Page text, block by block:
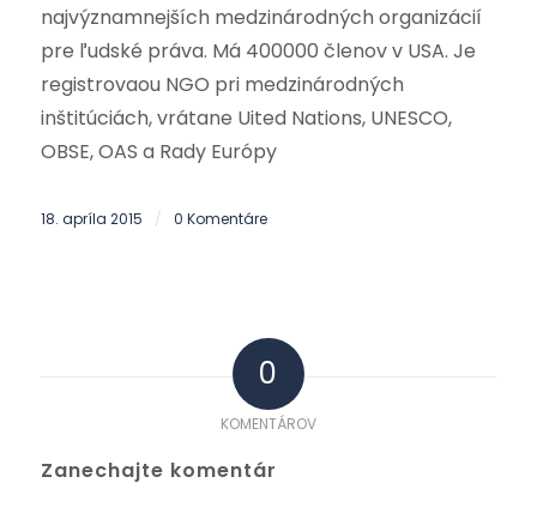
najvýznamnejších medzinárodných organizácií
pre ľudské práva. Má 400000 členov v USA. Je
registrovaou NGO pri medzinárodných
inštitúciách, vrátane Uited Nations, UNESCO,
OBSE, OAS a Rady Európy
18. apríla 2015 / 0 Komentáre
0
KOMENTÁROV
Zanechajte komentár